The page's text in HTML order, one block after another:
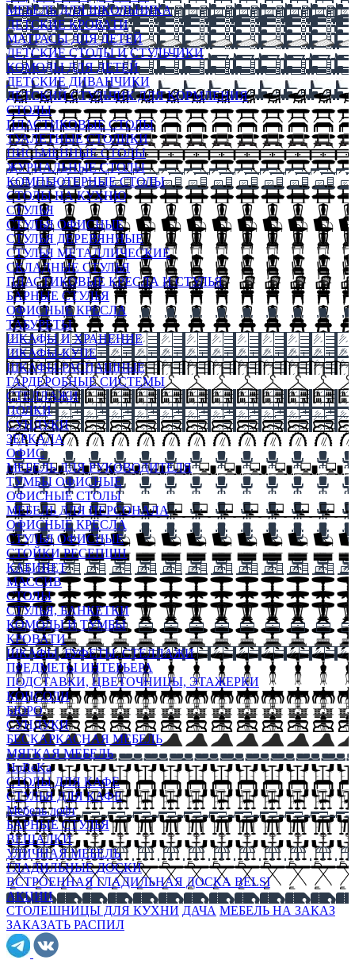
МЕБЕЛЬ ДЛЯ ШКОЛЬНИКА
ДЕТСКИЕ КРОВАТИ
МАТРАСЫ ДЛЯ ДЕТЕЙ
ДЕТСКИЕ СТОЛЫ И СТУЛЬЧИКИ
КОМОДЫ ДЛЯ ДЕТЕЙ
ДЕТСКИЕ ДИВАНЧИКИ
ДЕТСКИЙ СТУЛЬЧИК ДЛЯ КОРМЛЕНИЯ
СТОЛЫ
ПЛАСТИКОВЫЕ СТОЛЫ
ТУАЛЕТНЫЕ СТОЛИКИ
ПИСЬМЕННЫЕ СТОЛЫ
ЖУРНАЛЬНЫЕ СТОЛЫ
КОМПЬЮТЕРНЫЕ СТОЛЫ
СТОЛЫ НА КУХНЮ
СТУЛЬЯ
СТУЛЬЯ ОФИСНЫЕ
СТУЛЬЯ ДЕРЕВЯННЫЕ
СТУЛЬЯ МЕТАЛЛИЧЕСКИЕ
СКЛАДНЫЕ СТУЛЬЯ
ПЛАСТИКОВЫЕ КРЕСЛА И СТУЛЬЯ
БАРНЫЕ СТУЛЬЯ
ОФИСНЫЕ КРЕСЛА
ТАБУРЕТЫ
ШКАФЫ И ХРАНЕНИЕ
ШКАФЫ-КУПЕ
ШКАФЫ-РАСПАШНЫЕ
ГАРДЕРОБНЫЕ СИСТЕМЫ
СТЕЛЛАЖИ
ПОЛКИ
СУНДУКИ
ЗЕРКАЛА
ОФИС
МЕБЕЛЬ ДЛЯ РУКОВОДИТЕЛЯ
ТУМБЫ ОФИСНЫЕ
ОФИСНЫЕ СТОЛЫ
МЕБЕЛЬ ДЛЯ ПЕРСОНАЛА
ОФИСНЫЕ КРЕСЛА
СТУЛЬЯ ОФИСНЫЕ
СТОЙКИ РЕСЕПШН
КАБИНЕТ
МАССИВ
СТОЛЫ
СТУЛЬЯ, БАНКЕТКИ
КОМОДЫ И ТУМБЫ
КРОВАТИ
ШКАФЫ, БУФЕТЫ, СТЕЛЛАЖИ
ПРЕДМЕТЫ ИНТЕРЬЕРА
ПОДСТАВКИ, ЦВЕТОЧНИЦЫ, ЭТАЖЕРКИ
КОНСОЛИ
БЮРО
СУНДУКИ
БЕСКАРКАСНАЯ МЕБЕЛЬ
МЯГКАЯ МЕБЕЛЬ
HoReKa
СТОЛЫ ДЛЯ КАФЕ
СТУЛЬЯ ДЛЯ КАФЕ
Мебель лофт
БАРНЫЕ СТУЛЬЯ
ВЕШАЛКИ
УЛИЧНАЯ МЕБЕЛЬ
ГЛАДИЛЬНЫЕ ДОСКИ
ВСТРОЕННАЯ ГЛАДИЛЬНАЯ ДОСКА BELSI
АКЦИИ
СТОЛЕШНИЦЫ ДЛЯ КУХНИ ДАЧА МЕБЕЛЬ НА ЗАКАЗ
ЗАКАЗАТЬ РАСПИЛ